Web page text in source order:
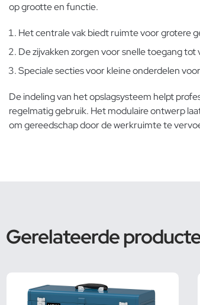
op grootte en functie.
Het centrale vak biedt ruimte voor grotere
De zijvakken zorgen voor snelle toegang
Speciale secties voor kleine onderdelen
De indeling van het opslagsysteem helpt
regelmatig gebruik. Het modulaire ontwerp
om gereedschap door de werkruimte te
Gerelateerde